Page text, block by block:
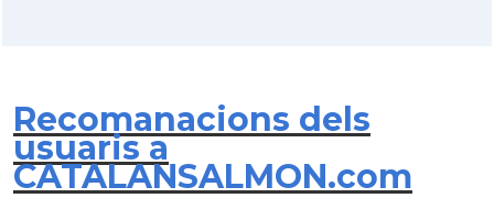
Recomanacions dels
usuaris a
CATALANSALMON.com